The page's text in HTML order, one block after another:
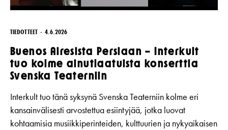
TIEDOTTEET 4.6.2026
Buenos Airesista Persiaan – Interkult
tuo kolme ainutlaatuista konserttia
Svenska Teaterniin
Interkult tuo tänä syksynä Svenska Teaterniin kolme eri
kansainvälisesti arvostettua esiintyjää, jotka luovat
kohtaamisia musiikkiperinteiden, kulttuurien ja nykyaikaisen